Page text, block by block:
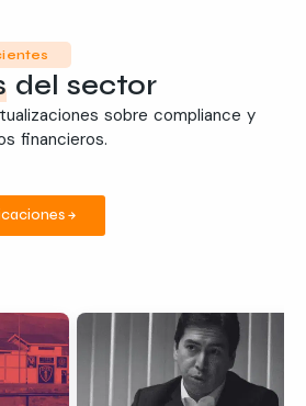
del sector
sobre compliance y
financieros.​